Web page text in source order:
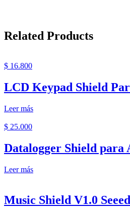
Related Products
$ 16.800
LCD Keypad Shield
Leer más
$ 25.000
Datalogger Shield
Leer más
Music Shield V1.0